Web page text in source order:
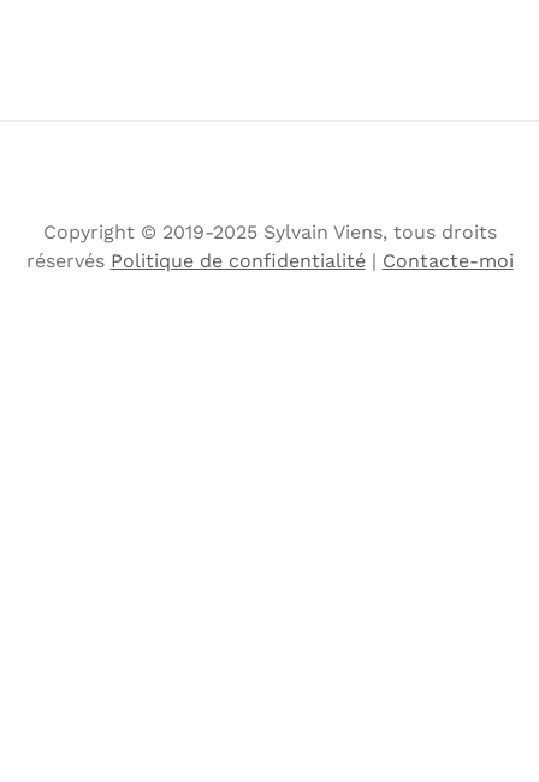
Copyright © 2019-2025 Sylvain Viens, tous droits
réservés Politique de confidentialité| Contacte-moi